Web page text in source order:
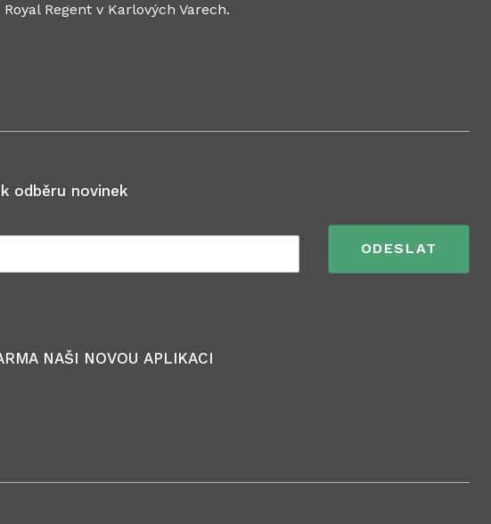
v Karlových Varech.
odběru novinek
ODESLAT
NAŠI NOVOU APLIKACI